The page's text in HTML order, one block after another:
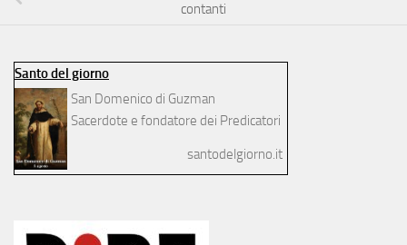
contanti
Santo del giorno
San Domenico di Guzman
Sacerdote e fondatore dei Predicatori
santodelgiorno.it